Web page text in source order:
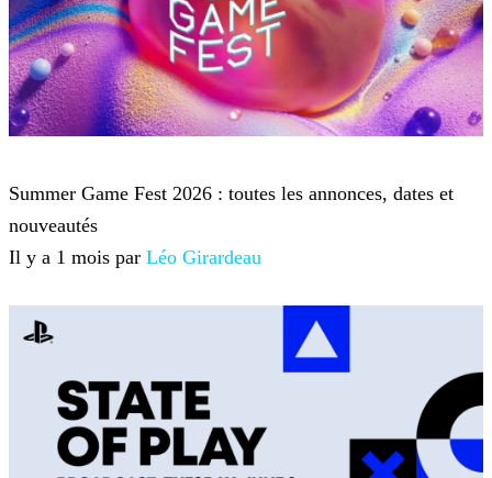
Summer Game Fest 2026 : toutes les annonces, dates et
nouveautés
Il y a 1 mois par Léo Girardeau